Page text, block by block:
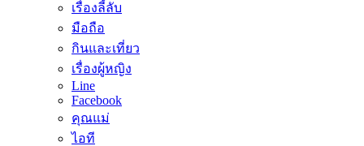
เรื่องลี้ลับ
มือถือ
กินและเที่ยว
เรื่องผู้หญิง
Line
Facebook
คุณแม่
ไอที